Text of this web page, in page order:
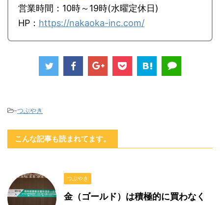
営業時間：10時～19時(水曜定休日)
HP： https://nakaoka-inc.com/
-つぶやき
こんな記事も読まれてます。
つぶやき
金（ゴールド）は積極的に買わなく